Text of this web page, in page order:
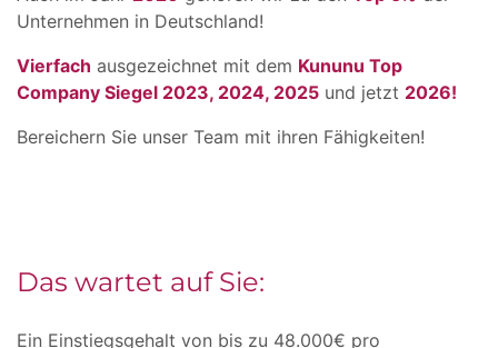
Unternehmen in Deutschland!
Vierfach ausgezeichnet mit dem Kununu Top
Company Siegel 2023, 2024, 2025 und jetzt 2026!
Bereichern Sie unser Team mit ihren Fähigkeiten!
Das wartet auf Sie:
Ein Einstiegsgehalt von bis zu 48.000€ pro